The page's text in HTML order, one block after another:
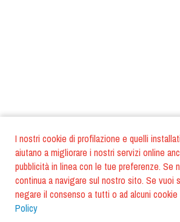
I nostri cookie di profilazione e quelli
aiutano a migliorare i nostri servizi online
pubblicità in linea con le tue preferenze. Se
continua a navigare sul nostro sito. Se vuoi
negare il consenso a tutti o ad alcuni cookie
Policy